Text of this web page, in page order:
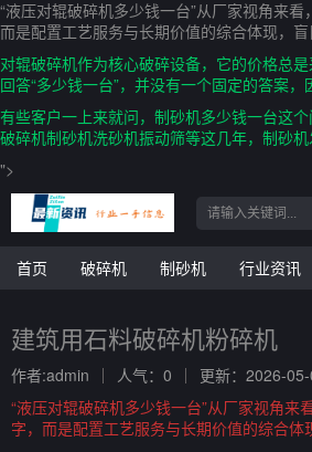
“液压对辊破碎机多少钱一台”从厂家视角来看
而是配置工艺服务与长期价值的综合体现，盲
对辊破碎机作为核心破碎设备，它的价格总
回答“多少钱一台”，并没有一个固定的答案，
有些客户一上来就问，制砂机多少钱一台这
破碎机制砂机洗砂机振动筛等这几年，制砂机
">
首页 破碎机 制砂机 行业资讯
建筑用石料破碎机粉碎机
作者:admin 人气：0
更新：2026-
“液压对辊破碎机多少钱一台”从厂家视角来
字，而是配置工艺服务与长期价值的综合体